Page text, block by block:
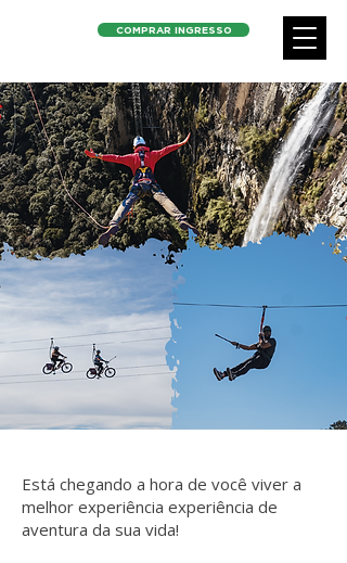
COMPRAR INGRESSO
Está chegando a hora de você viver a
melhor experiência experiência de
aventura da sua vida!